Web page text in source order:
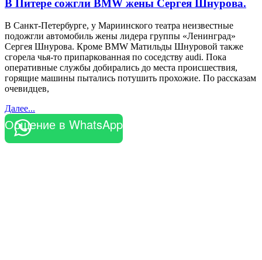
В Питере сожгли BMW жены Сергея Шнурова.
В Санкт-Петербурге, у Мариинского театра неизвестные
подожгли автомобиль жены лидера группы «Ленинград»
Сергея Шнурова. Кроме BMW Матильды Шнуровой также
сгорела чья-то припаркованная по соседству audi. Пока
оперативные службы добирались до места происшествия,
горящие машины пытались потушить прохожие. По рассказам
очевидцев,
Далее...
Общение в WhatsApp